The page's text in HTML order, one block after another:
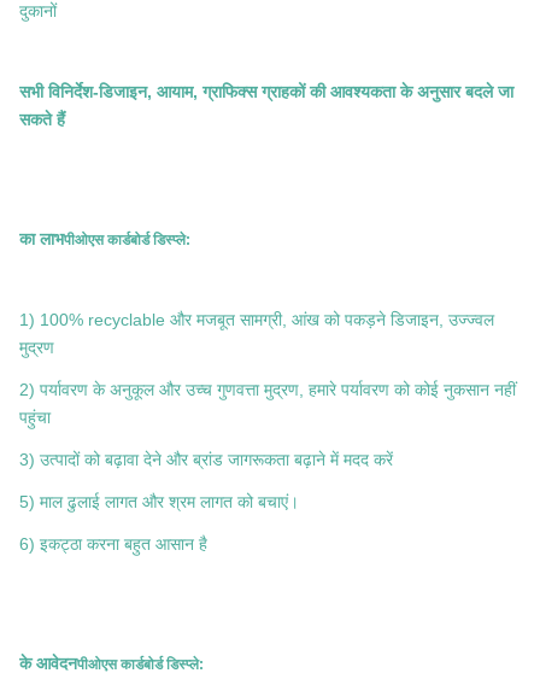
दुकानों
सभी विनिर्देश-डिजाइन, आयाम, ग्राफिक्स ग्राहकों की आवश्यकता के अनुसार बदले जा
सकते हैं
का लाभपीओएस कार्डबोर्ड डिस्प्ले:
1) 100% recyclable और मजबूत सामग्री, आंख को पकड़ने डिजाइन, उज्ज्वल
मुद्रण
2) पर्यावरण के अनुकूल और उच्च गुणवत्ता मुद्रण, हमारे पर्यावरण को कोई नुकसान नहीं
पहुंचा
3) उत्पादों को बढ़ावा देने और ब्रांड जागरूकता बढ़ाने में मदद करें
5) माल ढुलाई लागत और श्रम लागत को बचाएं।
6) इकट्ठा करना बहुत आसान है
के आवेदनपीओएस कार्डबोर्ड डिस्प्ले: